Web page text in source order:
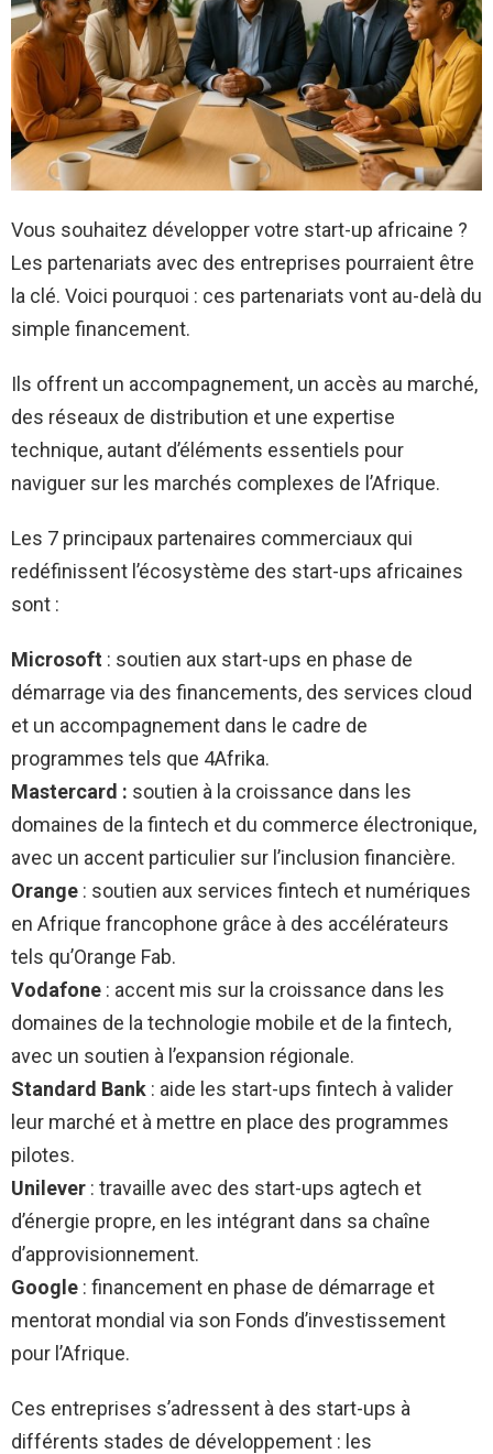
Vous souhaitez développer votre start-up africaine ?
Les partenariats avec des entreprises pourraient être
la clé. Voici pourquoi : ces partenariats vont au-delà du
simple financement.
Ils offrent un accompagnement, un accès au marché,
des réseaux de distribution et une expertise
technique, autant d’éléments essentiels pour
naviguer sur les marchés complexes de l’Afrique.
Les 7 principaux partenaires commerciaux qui
redéfinissent l’écosystème des start-ups africaines
sont :
Microsoft : soutien aux start-ups en phase de
démarrage via des financements, des services cloud
et un accompagnement dans le cadre de
programmes tels que 4Afrika.
Mastercard : soutien à la croissance dans les
domaines de la fintech et du commerce électronique,
avec un accent particulier sur l’inclusion financière.
Orange : soutien aux services fintech et numériques
en Afrique francophone grâce à des accélérateurs
tels qu’Orange Fab.
Vodafone : accent mis sur la croissance dans les
domaines de la technologie mobile et de la fintech,
avec un soutien à l’expansion régionale.
Standard Bank : aide les start-ups fintech à valider
leur marché et à mettre en place des programmes
pilotes.
Unilever : travaille avec des start-ups agtech et
d’énergie propre, en les intégrant dans sa chaîne
d’approvisionnement.
Google : financement en phase de démarrage et
mentorat mondial via son Fonds d’investissement
pour l’Afrique.
Ces entreprises s’adressent à des start-ups à
différents stades de développement : les